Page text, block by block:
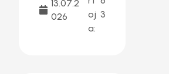
13.07.2
026
oj
a:
3